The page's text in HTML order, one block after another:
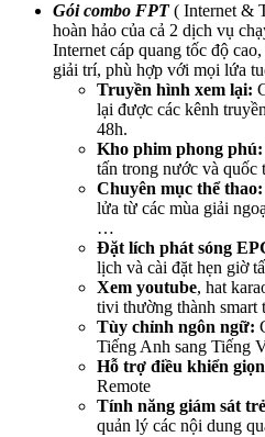
Gói combo FPT( Internet &
hoàn hảo của cả 2 dịch vụ
Internet cáp quang tốc độ
giải trí, phù hợp với mọi lứa
Truyền hình xem lại:
lại được các kênh
48h.
Kho phim phong phú:
tấn trong nước và quốc
Chuyên mục thể thao:
lửa từ các mùa giải
…
Đặt lích phát sóng
lịch và cài đặt hẹn giờ
Xem youtube, hat
tivi thường thành smart
Tùy chỉnh ngôn ngữ:
Tiếng Anh sang Tiếng
Hỗ trợ điều khiển
Remote
Tính năng giám sát
quản lý các nội dung